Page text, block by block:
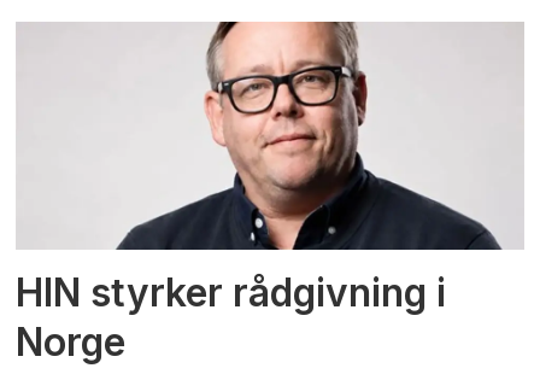
HIN styrker rådgivning i
Norge